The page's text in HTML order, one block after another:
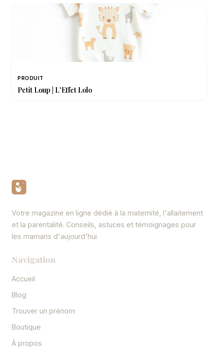
PRODUIT
Petit Loup | L'Effet Lolo
Votre magazine en ligne dédié à la maternité, l'allaitement
et la parentalité. Conseils, astuces et témoignages pour
les mamans d'aujourd'hui.
Navigation
Accueil
Blog
Trouver un prénom
Boutique
À propos